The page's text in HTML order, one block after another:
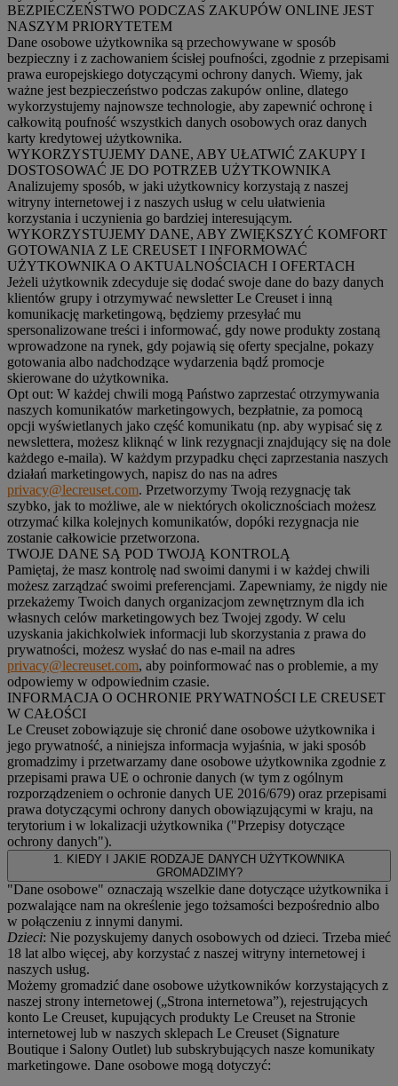
BEZPIECZEŃSTWO PODCZAS ZAKUPÓW ONLINE JEST
NASZYM PRIORYTETEM
Dane osobowe użytkownika są przechowywane w sposób
bezpieczny i z zachowaniem ścisłej poufności, zgodnie z przepisami
prawa europejskiego dotyczącymi ochrony danych. Wiemy, jak
ważne jest bezpieczeństwo podczas zakupów online, dlatego
wykorzystujemy najnowsze technologie, aby zapewnić ochronę i
całkowitą poufność wszystkich danych osobowych oraz danych
karty kredytowej użytkownika.
WYKORZYSTUJEMY DANE, ABY UŁATWIĆ ZAKUPY I
DOSTOSOWAĆ JE DO POTRZEB UŻYTKOWNIKA
Analizujemy sposób, w jaki użytkownicy korzystają z naszej
witryny internetowej i z naszych usług w celu ułatwienia
korzystania i uczynienia go bardziej interesującym.
WYKORZYSTUJEMY DANE, ABY ZWIĘKSZYĆ KOMFORT
GOTOWANIA Z LE CREUSET I INFORMOWAĆ
UŻYTKOWNIKA O AKTUALNOŚCIACH I OFERTACH
Jeżeli użytkownik zdecyduje się dodać swoje dane do bazy danych
klientów grupy i otrzymywać newsletter Le Creuset i inną
komunikację marketingową, będziemy przesyłać mu
spersonalizowane treści i informować, gdy nowe produkty zostaną
wprowadzone na rynek, gdy pojawią się oferty specjalne, pokazy
gotowania albo nadchodzące wydarzenia bądź promocje
skierowane do użytkownika.
Opt out: W każdej chwili mogą Państwo zaprzestać otrzymywania
naszych komunikatów marketingowych, bezpłatnie, za pomocą
opcji wyświetlanych jako część komunikatu (np. aby wypisać się z
newslettera, możesz kliknąć w link rezygnacji znajdujący się na dole
każdego e-maila). W każdym przypadku chęci zaprzestania naszych
działań marketingowych, napisz do nas na adres
privacy@lecreuset.com. Przetworzymy Twoją rezygnację tak
szybko, jak to możliwe, ale w niektórych okolicznościach możesz
otrzymać kilka kolejnych komunikatów, dopóki rezygnacja nie
zostanie całkowicie przetworzona.
TWOJE DANE SĄ POD TWOJĄ KONTROLĄ
Pamiętaj, że masz kontrolę nad swoimi danymi i w każdej chwili
możesz zarządzać swoimi preferencjami. Zapewniamy, że nigdy nie
przekażemy Twoich danych organizacjom zewnętrznym dla ich
własnych celów marketingowych bez Twojej zgody. W celu
uzyskania jakichkolwiek informacji lub skorzystania z prawa do
prywatności, możesz wysłać do nas e-mail na adres
privacy@lecreuset.com, aby poinformować nas o problemie, a my
odpowiemy w odpowiednim czasie.
INFORMACJA O OCHRONIE PRYWATNOŚCI LE CREUSET
W CAŁOŚCI
Le Creuset zobowiązuje się chronić dane osobowe użytkownika i
jego prywatność, a niniejsza informacja wyjaśnia, w jaki sposób
gromadzimy i przetwarzamy dane osobowe użytkownika zgodnie z
przepisami prawa UE o ochronie danych (w tym z ogólnym
rozporządzeniem o ochronie danych UE 2016/679) oraz przepisami
prawa dotyczącymi ochrony danych obowiązującymi w kraju, na
terytorium i w lokalizacji użytkownika ("Przepisy dotyczące
ochrony danych").
1. KIEDY I JAKIE RODZAJE DANYCH UŻYTKOWNIKA
GROMADZIMY?
"Dane osobowe" oznaczają wszelkie dane dotyczące użytkownika i
pozwalające nam na określenie jego tożsamości bezpośrednio albo
w połączeniu z innymi danymi.
Dzieci: Nie pozyskujemy danych osobowych od dzieci. Trzeba mieć
18 lat albo więcej, aby korzystać z naszej witryny internetowej i
naszych usług.
Możemy gromadzić dane osobowe użytkowników korzystających z
naszej strony internetowej („Strona internetowa”), rejestrujących
konto Le Creuset, kupujących produkty Le Creuset na Stronie
internetowej lub w naszych sklepach Le Creuset (Signature
Boutique i Salony Outlet) lub subskrybujących nasze komunikaty
marketingowe. Dane osobowe mogą dotyczyć: